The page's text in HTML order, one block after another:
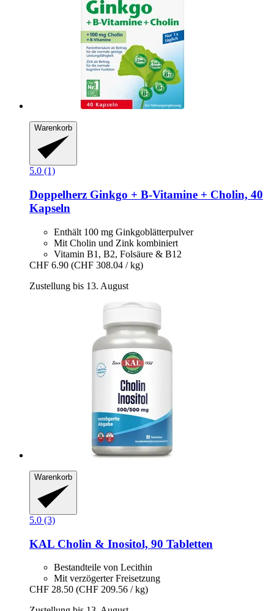
Warenkorb
5.0 (1)
Doppelherz Ginkgo + B-​Vitamine + Cholin, 40
Kapseln
Enthält 100 mg Ginkgoblätterpulver
Mit Cholin und Zink kombiniert
Vitamin B1, B2, Folsäure & B12
CHF 6.90 (CHF 308.04 / kg)
Zustellung bis 13. August
Warenkorb
5.0 (3)
KAL Cholin & Inositol, 90 Tabletten
Bestandteile von Lecithin
Mit verzögerter Freisetzung
CHF 28.50 (CHF 209.56 / kg)